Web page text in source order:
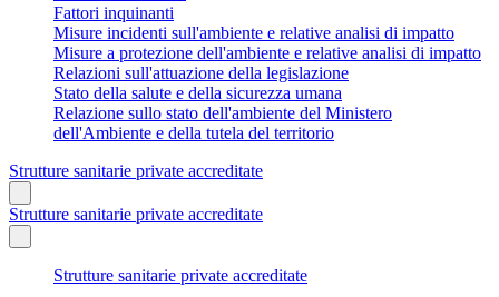
Fattori inquinanti
Misure incidenti sull'ambiente e relative analisi di impatto
Misure a protezione dell'ambiente e relative analisi di impatto
Relazioni sull'attuazione della legislazione
Stato della salute e della sicurezza umana
Relazione sullo stato dell'ambiente del Ministero
dell'Ambiente e della tutela del territorio
Strutture sanitarie private accreditate
Strutture sanitarie private accreditate
Strutture sanitarie private accreditate